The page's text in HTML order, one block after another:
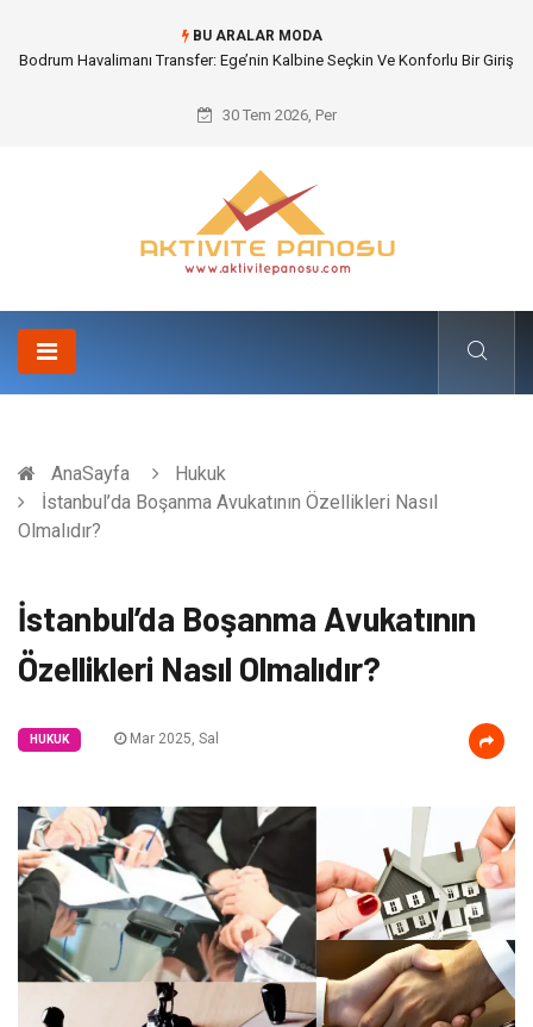
BU ARALAR MODA
Kyocera Fotokopi Teknik Servis Desteği ile Ağ Güvenliği ve Siber
30 Tem 2026, Per
AnaSayfa
Hukuk
İstanbul’da Boşanma Avukatının Özellikleri Nasıl
Olmalıdır?
İstanbul’da Boşanma Avukatının
Özellikleri Nasıl Olmalıdır?
HUKUK Mar 2025, Sal